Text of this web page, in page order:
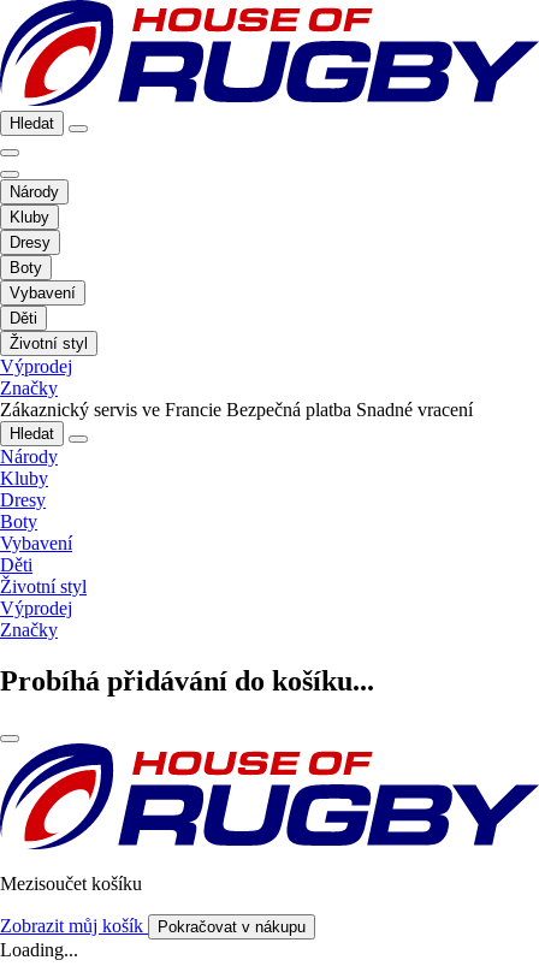
Hledat
Národy
Kluby
Dresy
Boty
Vybavení
Děti
Životní styl
Výprodej
Značky
Zákaznický servis ve Francie Bezpečná platba Snadné vracení
Hledat
Národy
Kluby
Dresy
Boty
Vybavení
Děti
Životní styl
Výprodej
Značky
Probíhá přidávání do košíku...
Mezisoučet košíku
Zobrazit můj košík Pokračovat v nákupu
Loading...